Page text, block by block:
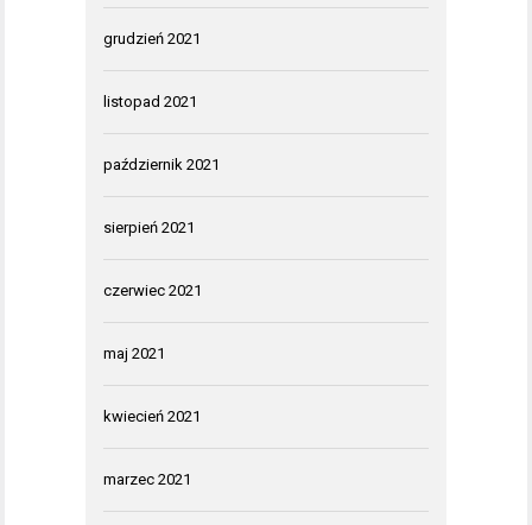
grudzień 2021
listopad 2021
październik 2021
sierpień 2021
czerwiec 2021
maj 2021
kwiecień 2021
marzec 2021